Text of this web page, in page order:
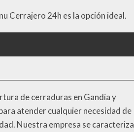
Cerrajero 24h es la opción ideal.
de cerraduras en Gandía y
atender cualquier necesidad de
Nuestra empresa se caracteriza